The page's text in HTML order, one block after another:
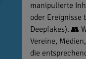
manipulierte
oder Ereignisse
Deepfakes). 👥
Vereine,
die